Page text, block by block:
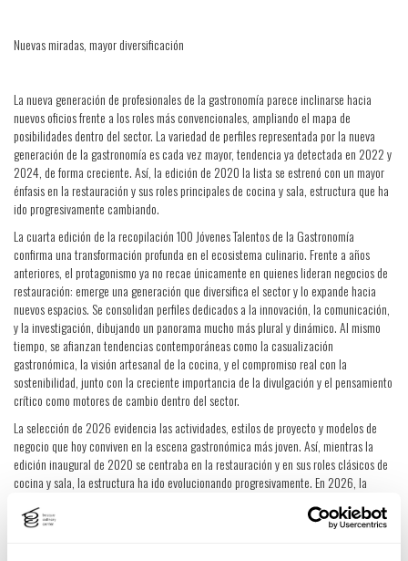
Nuevas miradas, mayor diversificación
La nueva generación de profesionales de la gastronomía parece inclinarse hacia
nuevos oficios frente a los roles más convencionales, ampliando el mapa de
posibilidades dentro del sector. La variedad de perfiles representada por la nueva
generación de la gastronomía es cada vez mayor, tendencia ya detectada en 2022 y
2024, de forma creciente. Así, la edición de 2020 la lista se estrenó con un mayor
énfasis en la restauración y sus roles principales de cocina y sala, estructura que ha
ido progresivamente cambiando.
La cuarta edición de la recopilación 100 Jóvenes Talentos de la Gastronomía
confirma una transformación profunda en el ecosistema culinario. Frente a años
anteriores, el protagonismo ya no recae únicamente en quienes lideran negocios de
restauración: emerge una generación que diversifica el sector y lo expande hacia
nuevos espacios. Se consolidan perfiles dedicados a la innovación, la comunicación,
y la investigación, dibujando un panorama mucho más plural y dinámico. Al mismo
tiempo, se afianzan tendencias contemporáneas como la casualización
gastronómica, la visión artesanal de la cocina, y el compromiso real con la
sostenibilidad, junto con la creciente importancia de la divulgación y el pensamiento
crítico como motores de cambio dentro del sector.
La selección de 2026 evidencia las actividades, estilos de proyecto y modelos de
negocio que hoy conviven en la escena gastronómica más joven. Así, mientras la
edición inaugural de 2020 se centraba en la restauración y en sus roles clásicos de
cocina y sala, la estructura ha ido evolucionando progresivamente. En 2026, la
que han abierto sus propios restaurantes como profesionales empleados en negocios